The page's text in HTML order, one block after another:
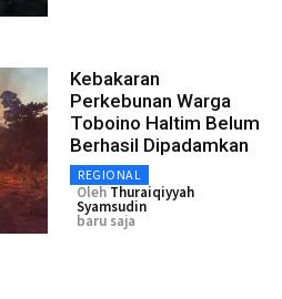
Kebakaran
Perkebunan Warga
Toboino Haltim Belum
Berhasil Dipadamkan
REGIONAL
Oleh Thuraiqiyyah
Syamsudin
baru saja